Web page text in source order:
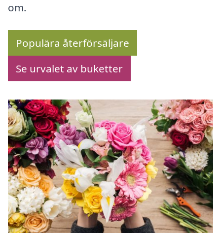
om.
Populära återförsäljare
Se urvalet av buketter